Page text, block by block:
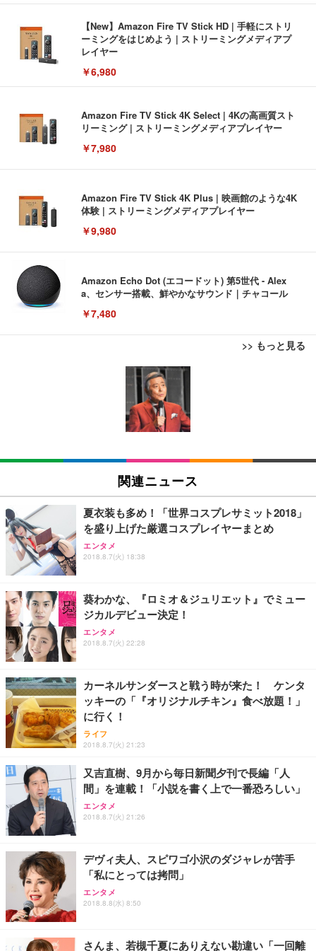
【New】Amazon Fire TV Stick HD | 手軽にストリ
ーミングをはじめよう | ストリーミングメディアプ
レイヤー
￥6,980
Amazon Fire TV Stick 4K Select | 4Kの高画質スト
リーミング | ストリーミングメディアプレイヤー
￥7,980
Amazon Fire TV Stick 4K Plus | 映画館のような4K
体験 | ストリーミングメディアプレイヤー
￥9,980
Amazon Echo Dot (エコードット) 第5世代 - Alex
a、センサー搭載、鮮やかなサウンド｜チャコール
￥7,480
>> もっと見る
[EdoErgo] オフィスチェア 椅子 テレワーク 疲れな
い 跳ね上げ式アームレスト コンパクト 約105度ロッ
キング pc 事務椅子 360度回転 座面昇降 強化ナイロ
ン樹脂ベース 通気性メッシュ 在宅ワーク H-WY01
(黒網+黒枠+黒足)
SIHOO B100 オフィスチェア／デスクチェア メッシ
ュチェア 人間工学 疲れない ブラック
￥27,999
Sezlife オフィスチェア デスクチェア 疲れない テレ
ワーク チェア 強化バックレスト 30度ロッキング機
能 人間工学 椅子 腰サポート 90度跳ね上げ式アーム
務用 おしゃれ パソコンチェア (ブラック)
Sezlife オフィスチェア デスクチェア 疲れない テレ
ワーク チェア 強化バックレスト 30度ロッキング機
能 人間工学 椅子 腰サポート 90度跳ね上げ式アーム
務用 おしゃれ パソコンチェア (ホワイト)
ANDWINT オフィスチェア デスクチェア 肘なし メ
ッシュ 通気性 ランバーサポート付き 腰サポート ガ
ス圧無段階昇降 360度回転 キャスター付き コンパク
ト 幅52×奥行58.5×高さ84～96cm テレワーク 在宅
￥4,139
EIZO ビジネス向けプレミアムモニター | FlexScan
EV3240X-WT | 31.5型4K UHD・USB Type-C・ホワ
￥105,595
EIZO ビジネス向けプレミアムモニター | FlexScan
￥109,572
【純正品】27"ゲーミングモニター DualSense 充電
フック付き（CFI-ZDM1J）
【整備済み品】Dell E2724HS 27インチ 液晶モニタ
ー フルHD（1920×1080）VA 非光沢 HDMI/DisplayP
ort/VGA スピーカー内蔵 高さ調整 スイベル VESA対
【MiniLED/24.5inch/280Hz/FHD】GRAPHT THE S
HOOTER Gaming Monitor 24” Essential ゲーミン
グモニター QD 24.5インチ 1ms FHD 量子ドット 残
像低減 (3年保証 | 輝点保証 | 日本メーカー)
￥34,980
Amazonベーシック ペットシーツ 薄型 レギュラー 1
回使い捨て 無香料 ホワイト 300枚
Amazonベーシック ペットシーツ 厚型 ワイド 42枚
x2袋(84枚) ホワイト(吸収面:ライトブルー)
￥3,234
ネオ・ルーライフ ネオ・オムツ L 中型犬用 26枚入
り 単品
Smart Basic(スマートベーシック) 【Amazon.co.jp
限定】 Smart Basic アイリスオーヤマ ペットシーツ
超厚型 お徳用 ワイド 100枚入 (x 1) (ケース販売)
アイリスオーヤマ ペットシーツ 超厚型 お徳用 レギ
ュラー 200枚入【Amazon.co.jp限定】
￥3,731
関連ニュース
夏衣装も多め！「世界コスプレサミット2018」
を盛り上げた厳選コスプレイヤーまとめ
エンタメ
2018.8.7(火) 18:38
葵わかな、『ロミオ＆ジュリエット』でミュー
ジカルデビュー決定！
エンタメ
2018.8.7(火) 22:28
カーネルサンダースと戦う時が来た！ ケンタ
ッキーの「『オリジナルチキン』食べ放題！」
に行く！
ライフ
2018.8.7(火) 21:23
又吉直樹、9月から毎日新聞夕刊で長編「人
間」を連載！「小説を書く上で一番恐ろしい」
エンタメ
2018.8.7(火) 21:26
デヴィ夫人、スピワゴ小沢のダジャレが苦手
「私にとっては拷問」
エンタメ
2018.8.8(水) 8:50
さんま、若槻千夏にありえない勘違い「一回離